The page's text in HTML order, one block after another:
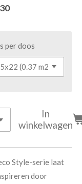
per doos
In
winkelwagen
Style-serie laat
door